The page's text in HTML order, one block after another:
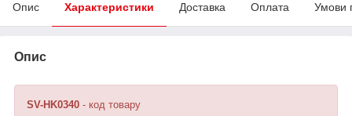
Опис Характеристики Доставка Оплата Умови
Опис
SV-HK0340 - код товару